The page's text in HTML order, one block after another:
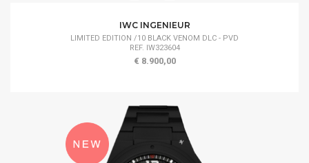
IWC INGENIEUR
LIMITED EDITION /10 BLACK VENOM DLC - PVD
REF. IW323604
€ 8.900,00